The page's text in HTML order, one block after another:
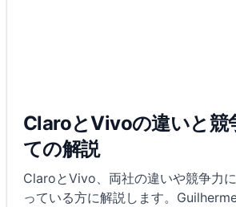
ClaroとVivoの違いと競
ての解説
ClaroとVivo、両社の違いや競争力
っている方に解説します。